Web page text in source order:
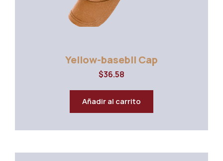
Yellow-basebll Cap
$36.58
Añadir al carrito